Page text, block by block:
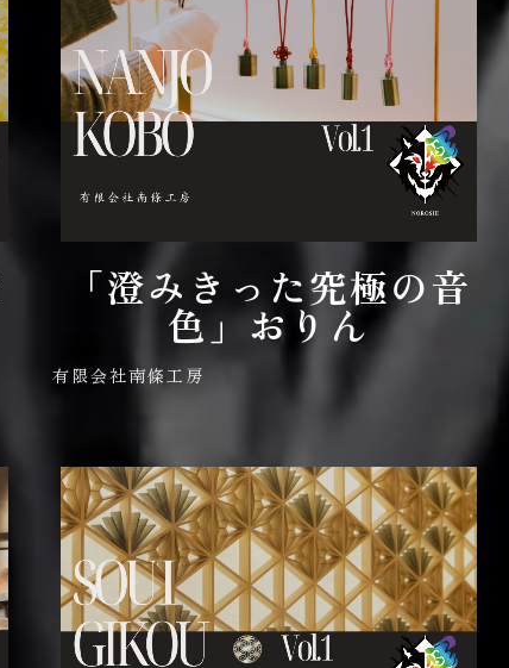
「澄みきった究極の音
色」おりん
有限会社南條工房